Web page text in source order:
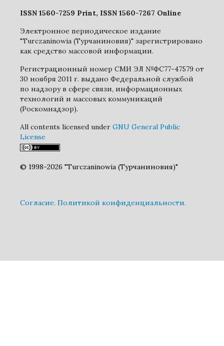
ISSN 1560-7259 Print, ISSN 1560-7267 Online
Электронное периодическое издание
"Turczaninowia (Турчаниновия)" зарегистрировано
как средство массовой информации.
Регистрационный номер СМИ ЭЛ №ФС77-47579 от
30 ноября 2011 г. выдано Федеральной службой
по надзору в сфере связи, информационных
технологий и массовых коммуникаций
(Роскомнадзор).
All contents licensed under GNU General Public
License
© 1998-2026 "Turczaninowia (Турчаниновия)"
Cогласие. Политикой конфиденциальности.